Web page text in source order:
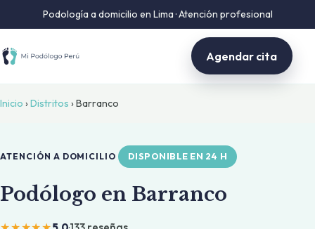
Podología a domicilio en Lima · Atención profesional
Agendar cita
Inicio ›Distritos › Barranco
ATENCIÓN A DOMICILIO DISPONIBLE EN 24 H
Podólogo en Barranco